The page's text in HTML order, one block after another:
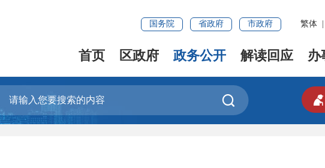
国务院 省政府 市政府 繁体
首页 区政府 政务公开 解读回应 办
